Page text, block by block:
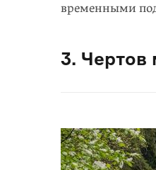
временными
3. Чертов